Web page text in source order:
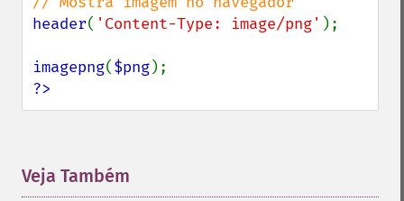
header( 'Content-Type: image/png' );
imagepng($png
?>
Veja Também